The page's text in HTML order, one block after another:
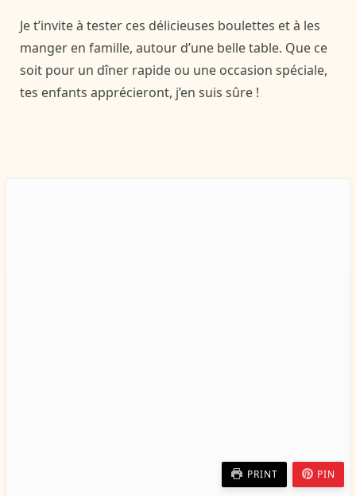
Je t’invite à tester ces délicieuses boulettes et à les
manger en famille, autour d’une belle table. Que ce
soit pour un dîner rapide ou une occasion spéciale,
tes enfants apprécieront, j’en suis sûre !
PRINT PIN